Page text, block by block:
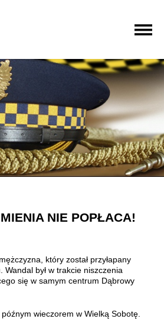
GŁÓWNEGO
NIE POPŁACA!
który został przyłapany
Wandal był w trakcie niszczenia
się w samym centrum Dąbrowy
wieczorem w Wielką Sobotę.